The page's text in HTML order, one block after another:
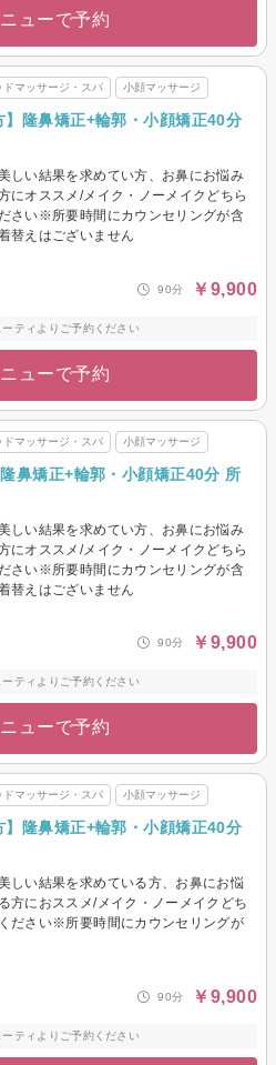
ューで予約
ドマッサージ・スパ 小顔マッサージ
】隆鼻矯正+輪郭・小顔矯正40分
しい結果を求めてい方、お鼻にお悩み
にオススメ/メイク・ノーメイクどちら
さい※所要時間にカウンセリングが含
替えはございません
90分 ￥9,900
ティよりご予約ください
ューで予約
ドマッサージ・スパ 小顔マッサージ
鼻矯正+輪郭・小顔矯正40分 所
しい結果を求めてい方、お鼻にお悩み
にオススメ/メイク・ノーメイクどちら
さい※所要時間にカウンセリングが含
替えはございません
90分 ￥9,900
ティよりご予約ください
ューで予約
ドマッサージ・スパ 小顔マッサージ
】隆鼻矯正+輪郭・小顔矯正40分
しい結果を求めている方、お鼻にお悩
方におススメ/メイク・ノーメイクどち
ださい※所要時間にカウンセリングが
90分 ￥9,900
ティよりご予約ください